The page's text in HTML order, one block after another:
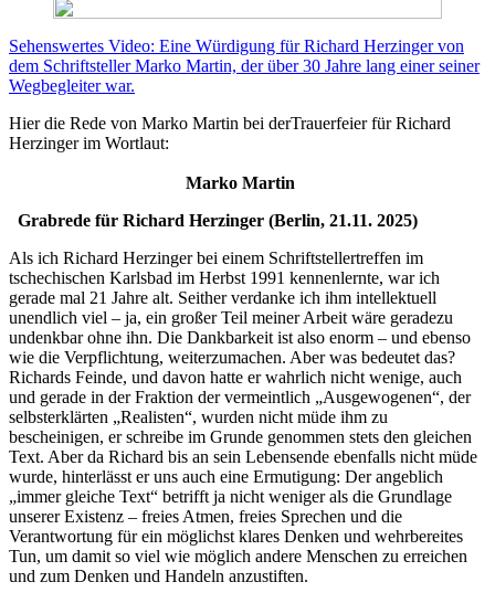
Sehenswertes Video: Eine Würdigung für Richard Herzinger von
dem Schriftsteller Marko Martin, der über 30 Jahre lang einer seiner
Wegbegleiter war.
Hier die Rede von Marko Martin bei derTrauerfeier für Richard
Herzinger im Wortlaut:
Marko Martin
Grabrede für Richard Herzinger (Berlin, 21.11. 2025)
Als ich Richard Herzinger bei einem Schriftstellertreffen im
tschechischen Karlsbad im Herbst 1991 kennenlernte, war ich
gerade mal 21 Jahre alt. Seither verdanke ich ihm intellektuell
unendlich viel – ja, ein großer Teil meiner Arbeit wäre geradezu
undenkbar ohne ihn. Die Dankbarkeit ist also enorm – und ebenso
wie die Verpflichtung, weiterzumachen. Aber was bedeutet das?
Richards Feinde, und davon hatte er wahrlich nicht wenige, auch
und gerade in der Fraktion der vermeintlich „Ausgewogenen“, der
selbsterklärten „Realisten“, wurden nicht müde ihm zu
bescheinigen, er schreibe im Grunde genommen stets den gleichen
Text. Aber da Richard bis an sein Lebensende ebenfalls nicht müde
wurde, hinterlässt er uns auch eine Ermutigung: Der angeblich
„immer gleiche Text“ betrifft ja nicht weniger als die Grundlage
unserer Existenz – freies Atmen, freies Sprechen und die
Verantwortung für ein möglichst klares Denken und wehrbereites
Tun, um damit so viel wie möglich andere Menschen zu erreichen
und zum Denken und Handeln anzustiften.